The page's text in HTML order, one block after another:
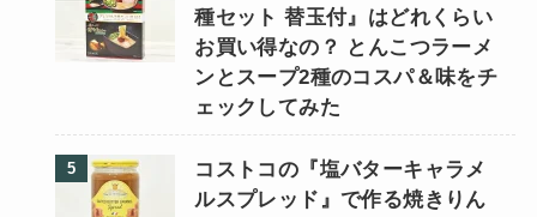
種セット 替玉付』はどれくらい
お買い得なの？ とんこつラーメ
ンとスープ2種のコスパ＆味をチ
ェックしてみた
コストコの『塩バターキャラメ
ルスプレッド』で作る焼きりん